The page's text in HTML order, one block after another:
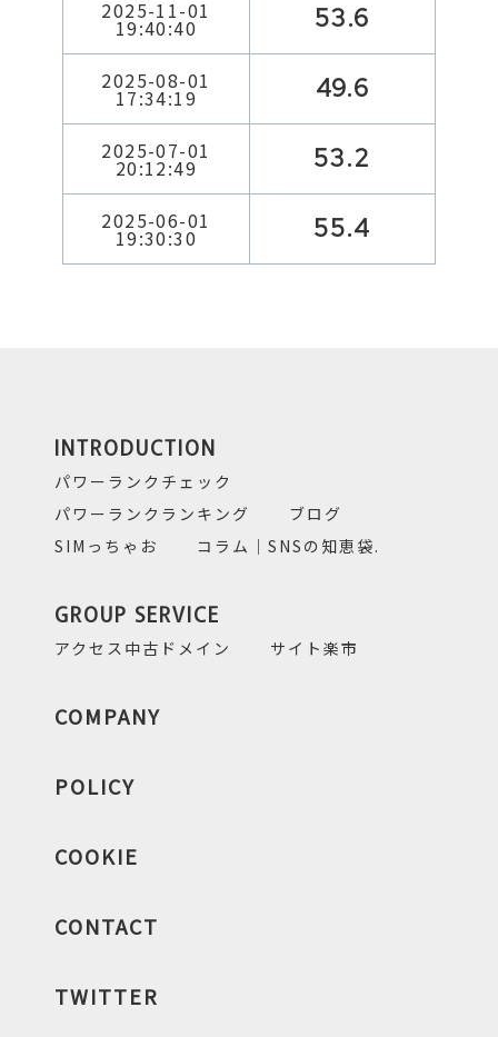
2025-11-01
19:40:40 53.6
2025-08-01
17:34:19 49.6
2025-07-01
20:12:49 53.2
2025-06-01
19:30:30 55.4
INTRODUCTION
パワーランクチェック
パワーランクランキング
ブログ
SIMっちゃお
コラム｜SNSの知恵袋.
GROUP SERVICE
アクセス中古ドメイン サイト楽市
COMPANY
POLICY
COOKIE
CONTACT
TWITTER